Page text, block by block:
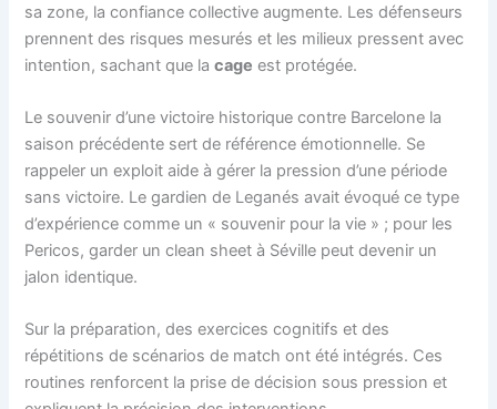
sa zone, la confiance collective augmente. Les défenseurs
prennent des risques mesurés et les milieux pressent avec
intention, sachant que lacage est protégée.
Le souvenir d’une victoire historique contre Barcelone la
saison précédente sert de référence émotionnelle. Se
rappeler un exploit aide à gérer la pression d’une période
sans victoire. Le gardien de Leganés avait évoqué ce type
d’expérience comme un « souvenir pour la vie » ; pour les
Pericos, garder un clean sheet à Séville peut devenir un
jalon identique.
Sur la préparation, des exercices cognitifs et des
répétitions de scénarios de match ont été intégrés. Ces
routines renforcent la prise de décision sous pression et